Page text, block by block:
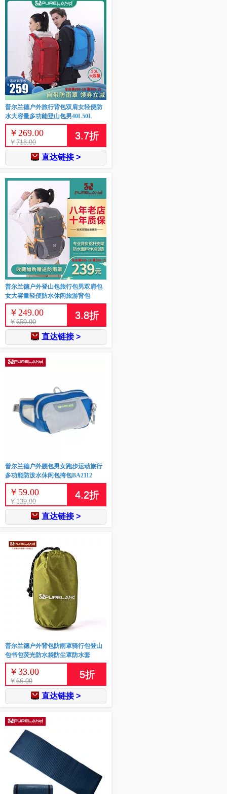
普尔兰德户外旅行背包双肩女轻便防
水大容量多功能登山包男40L50L
￥ 269.00
￥ 718.00
3.7折
直达链接 >
普尔兰德户外登山包旅行包男双肩包
女大容量轻便防水休闲旅游背包
￥ 249.00
￥ 659.00
3.8折
直达链接 >
普尔兰德户外腰包男女跑步运动旅行
多功能防泼水休闲包挎包BA2112
￥ 59.00
￥ 139.00
4.2折
直达链接 >
普尔兰德户外背包防雨罩骑行包登山
包书包荧光防水袋防尘罩防水套
￥ 33.00
￥ 66.00
5折
直达链接 >